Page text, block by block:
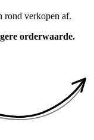
rond verkopen af.
orderwaarde.